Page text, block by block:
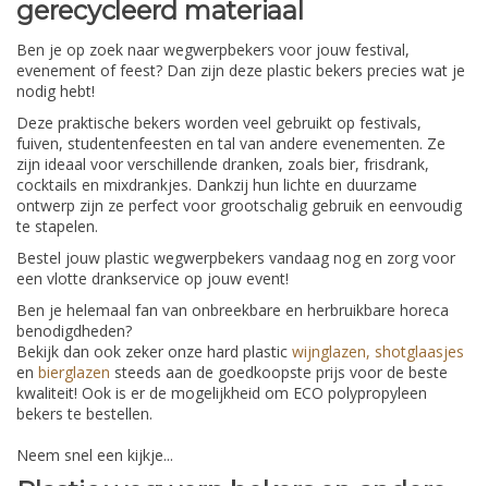
gerecycleerd materiaal
Ben je op zoek naar wegwerpbekers voor jouw festival,
evenement of feest? Dan zijn deze plastic bekers precies wat je
nodig hebt!
Deze praktische bekers worden veel gebruikt op festivals,
fuiven, studentenfeesten en tal van andere evenementen. Ze
zijn ideaal voor verschillende dranken, zoals bier, frisdrank,
cocktails en mixdrankjes. Dankzij hun lichte en duurzame
ontwerp zijn ze perfect voor grootschalig gebruik en eenvoudig
te stapelen.
Bestel jouw plastic wegwerpbekers vandaag nog en zorg voor
een vlotte drankservice op jouw event!
Ben je helemaal fan van onbreekbare en herbruikbare horeca
benodigdheden?
Bekijk dan ook zeker onze hard plastic wijnglazen, shotglaasjes
en bierglazen steeds aan de goedkoopste prijs voor de beste
kwaliteit! Ook is er de mogelijkheid om ECO polypropyleen
bekers te bestellen.
Neem snel een kijkje...